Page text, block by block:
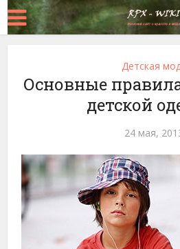
Детская
Основные
детской
24 мая,